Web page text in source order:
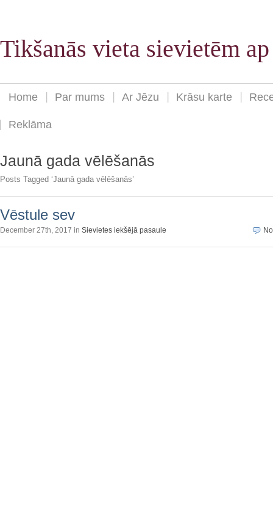
Tikšanās vieta sievietēm
Home Par mums Ar Jēzu Krāsu karte
Reklāma
Jaunā gada vēlēšanās
Posts Tagged ‘Jaunā gada vēlēšanās’
Vēstule sev
December 27th, 2017 in Sievietes iekšējā pasaule